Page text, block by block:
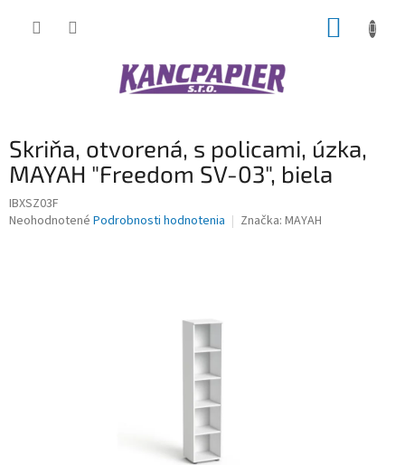
Skriňa, otvorená, s policami, úzka,
MAYAH "Freedom SV-03", biela
IBXSZ03F
Priemerné
Neohodnotené Podrobnosti hodnotenia Značka: MAYAH